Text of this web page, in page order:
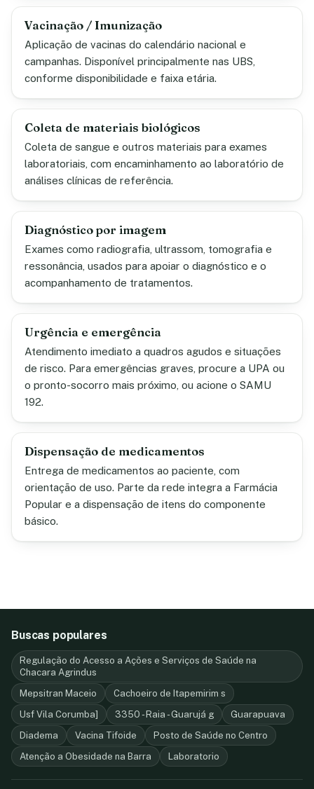
Vacinação / Imunização
Aplicação de vacinas do calendário nacional e
campanhas. Disponível principalmente nas UBS,
conforme disponibilidade e faixa etária.
Coleta de materiais biológicos
Coleta de sangue e outros materiais para exames
laboratoriais, com encaminhamento ao laboratório de
análises clínicas de referência.
Diagnóstico por imagem
Exames como radiografia, ultrassom, tomografia e
ressonância, usados para apoiar o diagnóstico e o
acompanhamento de tratamentos.
Urgência e emergência
Atendimento imediato a quadros agudos e situações
de risco. Para emergências graves, procure a UPA ou
o pronto-socorro mais próximo, ou acione o SAMU
192.
Dispensação de medicamentos
Entrega de medicamentos ao paciente, com
orientação de uso. Parte da rede integra a Farmácia
Popular e a dispensação de itens do componente
básico.
Buscas populares
Regulação do Acesso a Ações e Serviços de Saúde na
Chacara Agrindus
Mepsitran Maceio
Cachoeiro de Itapemirim s
Usf Vila Corumba]
3350 - Raia - Guarujá g
Guarapuava
Diadema
Vacina Tifoide
Posto de Saúde no Centro
Atenção a Obesidade na Barra
Laboratorio